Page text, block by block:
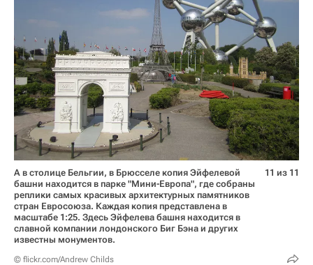
А в столице Бельгии, в Брюсселе копия Эйфелевой
башни находится в парке "Мини-Европа", где собраны
реплики самых красивых архитектурных памятников
стран Евросоюза. Каждая копия представлена в
масштабе 1:25. Здесь Эйфелева башня находится в
славной компании лондонского Биг Бэна и других
известны монументов.
© flickr.com/Andrew Childs
11 из 11